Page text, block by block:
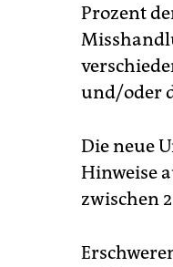
Prozent
und/oder
Die neue
Hinweise
zwischen